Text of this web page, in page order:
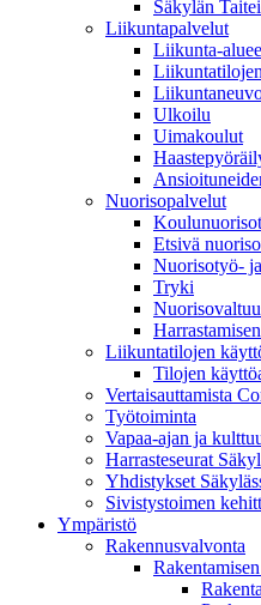
Säkylän
Liikuntapalvelut
Liikunta-
Ulkoilu
Uimakoulut
Nuorisopalvelut
Etsivä
Nuorisotyö-
Tryki
Liikuntatilojen
Tilojen
Vertaisauttamista
Työtoiminta
Vapaa-ajan ja
Harrasteseurat
Yhdistykset
Sivistystoimen
Ympä­ristö
Rakennusvalvonta